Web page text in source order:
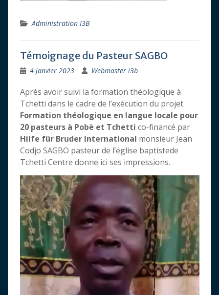
Administration I3B
Témoignage du Pasteur SAGBO
4 janvier 2023 Webmaster i3b
Après avoir suivi la formation théologique à
Tchetti dans le cadre de l’exécution du projet
Formation théologique en langue locale pour
20 pasteurs à Pobè et Tchetti co-financé par
Hilfe für Bruder International monsieur Jean
Codjo SAGBO pasteur de l’église baptistede
Tchetti Centre donne ici ses impressions.
Lecteur
vidéo